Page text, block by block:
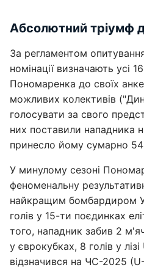
Абсолютний тріумф
За регламентом
номінації визначають усі
Пономаренка до своїх
можливих колективів
голосувати за свого
них поставили нападника
принесло йому сумарно
У минулому сезоні
феноменальну
найкращим бомбардиром
голів у 15-ти поєдинках
того, нападник забив 2
у єврокубках, 8 голів у
відзначився на ЧС-2025